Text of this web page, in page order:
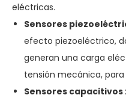
eléctricas.
Sensores
efecto piezoeléctrico,
generan una carga
tensión mecánica,
Sensores capacitivos